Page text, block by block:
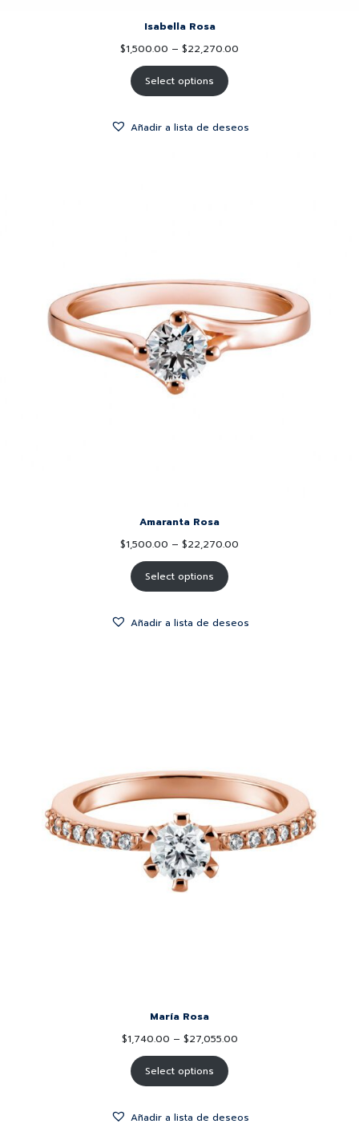
Isabella Rosa
$1,500.00 – $22,270.00
Select options
Añadir a lista de deseos
Amaranta Rosa
$1,500.00 – $22,270.00
Select options
Añadir a lista de deseos
María Rosa
$1,740.00 – $27,055.00
Select options
Añadir a lista de deseos